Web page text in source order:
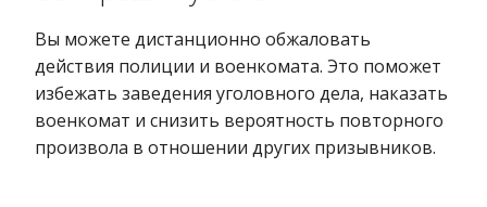
Вы можете дистанционно обжаловать
действия полиции и военкомата. Это поможет
избежать заведения уголовного дела, наказать
военкомат и снизить вероятность повторного
произвола в отношении других призывников.